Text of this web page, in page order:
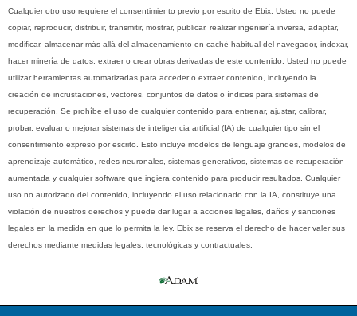
Cualquier otro uso requiere el consentimiento previo por escrito de Ebix. Usted no puede
copiar, reproducir, distribuir, transmitir, mostrar, publicar, realizar ingeniería inversa, adaptar,
modificar, almacenar más allá del almacenamiento en caché habitual del navegador, indexar,
hacer minería de datos, extraer o crear obras derivadas de este contenido. Usted no puede
utilizar herramientas automatizadas para acceder o extraer contenido, incluyendo la
creación de incrustaciones, vectores, conjuntos de datos o índices para sistemas de
recuperación. Se prohíbe el uso de cualquier contenido para entrenar, ajustar, calibrar,
probar, evaluar o mejorar sistemas de inteligencia artificial (IA) de cualquier tipo sin el
consentimiento expreso por escrito. Esto incluye modelos de lenguaje grandes, modelos de
aprendizaje automático, redes neuronales, sistemas generativos, sistemas de recuperación
aumentada y cualquier software que ingiera contenido para producir resultados. Cualquier
uso no autorizado del contenido, incluyendo el uso relacionado con la IA, constituye una
violación de nuestros derechos y puede dar lugar a acciones legales, daños y sanciones
legales en la medida en que lo permita la ley. Ebix se reserva el derecho de hacer valer sus
derechos mediante medidas legales, tecnológicas y contractuales.